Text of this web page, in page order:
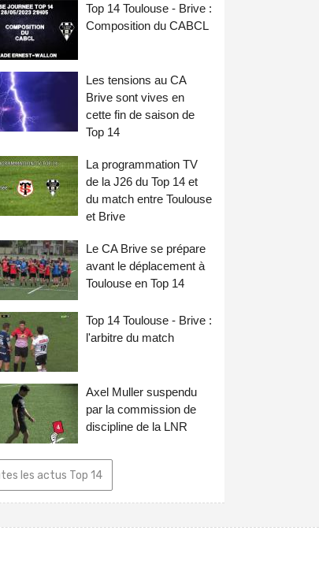
Top 14 Toulouse - Brive :
Composition du CABCL
Les tensions au CA
Brive sont vives en
cette fin de saison de
Top 14
La programmation TV
de la J26 du Top 14 et
du match entre Toulouse
et Brive
Le CA Brive se prépare
avant le déplacement à
Toulouse en Top 14
Top 14 Toulouse - Brive :
l'arbitre du match
Axel Muller suspendu
par la commission de
discipline de la LNR
les actus Top 14